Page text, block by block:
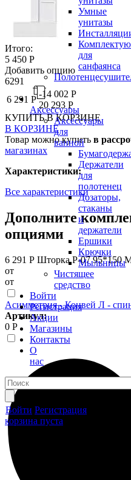
Умные
унитазы
для
санфаянса
Аксессуары
Аксессуары
для
ванной
Держатели
для
полотенец
Дозаторы,
стаканы
и
держатели
Ершики
Крючки
Мыльницы
Чистящее
средство
Войти
Регистрация
Акции
Магазины
Контакты
О
нас
Войти Регистрация
корзина пуста
Итого:
5 450 Р
Добавить опцию
6291
6 291 Р
-14 002 Р
20 293 Р
КУПИТЬ В КОРЗИНЕ
В КОРЗИНЕ
Товар можно купить в
магазинах
Характеристики:
Все характеристики
Дополните
опциями
6 291 Р Шторка P-07 95*150
от
от
Асимметрия - Конвей Л -
Артикул:
0 Р